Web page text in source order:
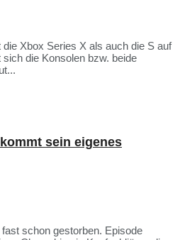
Xbox Series X als auch die S auf
die Konsolen bzw. beide
sein eigenes
schon gestorben. Episode